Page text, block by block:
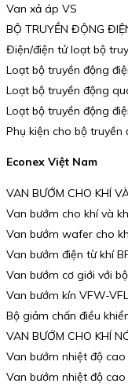
Van xả áp VS
BỘ TRUYỀN ĐỘNG
Điện/điện tử loạt bộ
Loạt bộ truyền động
Loạt bộ truyền động
Loạt bộ truyền động
Phụ kiện cho bộ truyền
Econex Việt Nam
VAN BƯỚM CHO KHÍ
Van bướm cho khí và
Van bướm wafer cho
Van bướm điện từ khí
Van bướm cơ giới với
Van bướm kín VFW-VFL
Bộ giảm chấn điều
VAN BƯỚM CHO KHÍ
Van bướm nhiệt độ cao
Van bướm nhiệt độ cao